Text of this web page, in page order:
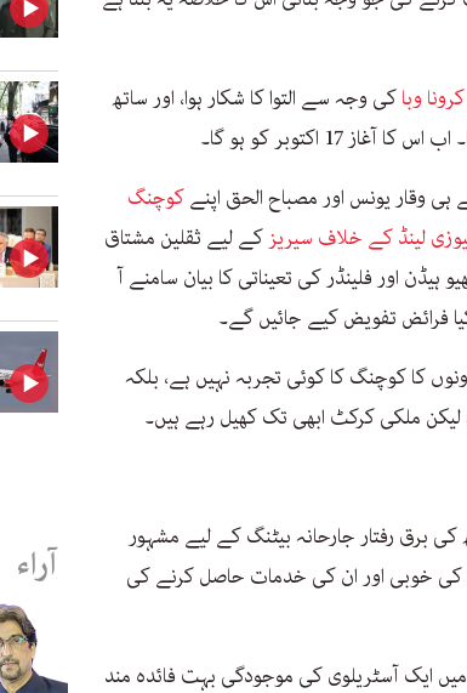
کرونا وباکی وجہ سے التوا کا شکار ہوا، اور ساتھ
اکتوبر کو ہو گا۔
ہی وقار یونس اور مصباح الحق اپنےکوچنگ
لینڈ کے خلاف سیریز کے لیے ثقلین مشتاق
ہیڈن اور فلینڈر کی تعیناتی کا بیان سامنے آ
فرائض تفویض کیے جائیں گے۔
کا کوچنگ کا کوئی تجربہ نہیں ہے، بلکہ
لیکن ملکی کرکٹ ابھی تک کھیل رہے ہیں۔
کی برق رفتار جارحانہ بیٹنگ کے لیے مشہور
کی خوبی اور ان کی خدمات حاصل کرنے کی
ایک آسٹریلوی کی موجودگی بہت فائدہ مند
آراء